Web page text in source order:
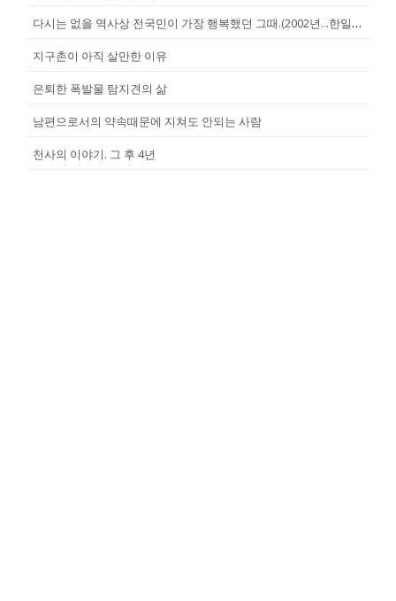
다시는 없을 역사상 전국민이 가장 행복했던 그때.(2002년...한일월드...
지구촌이 아직 살만한 이유
은퇴한 폭발물 탐지견의 삶
남편으로서의 약속때문에 지쳐도 안되는 사람
천사의 이야기. 그 후 4년